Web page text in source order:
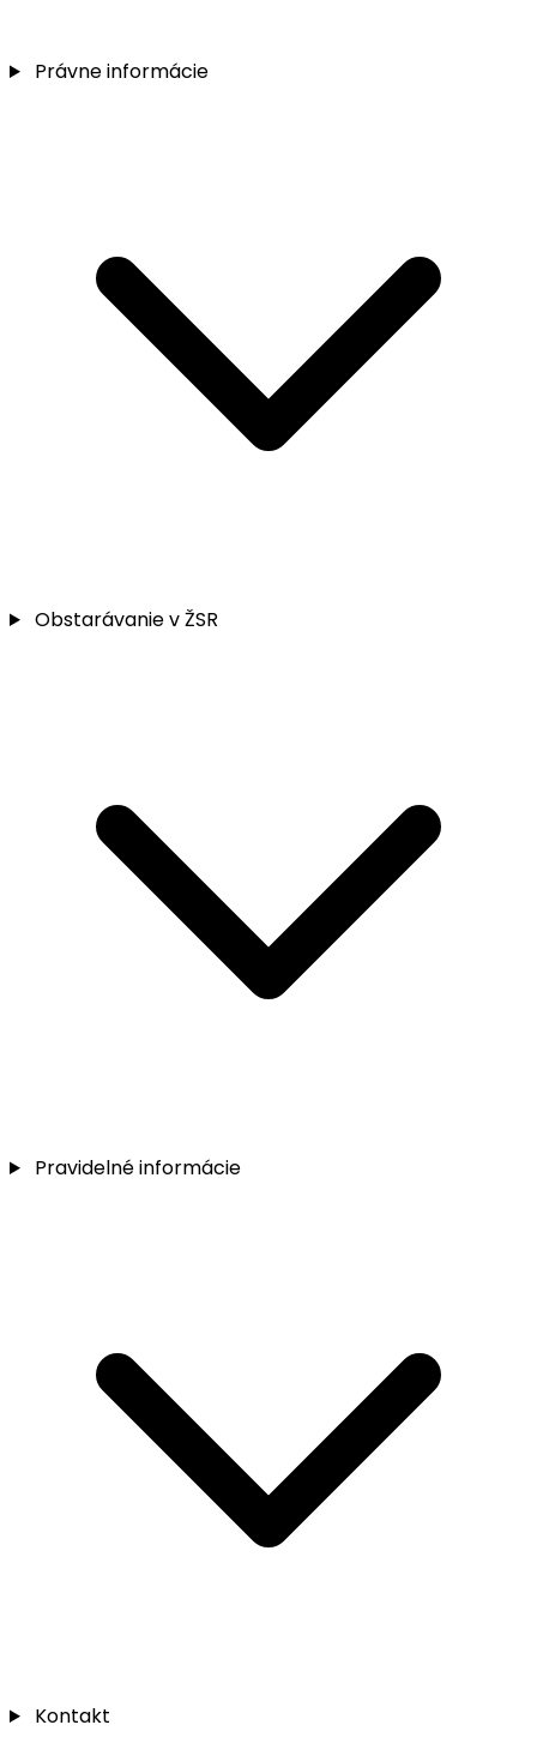
Právne informácie
Obstarávanie v ŽSR
Pravidelné informácie
Kontakt